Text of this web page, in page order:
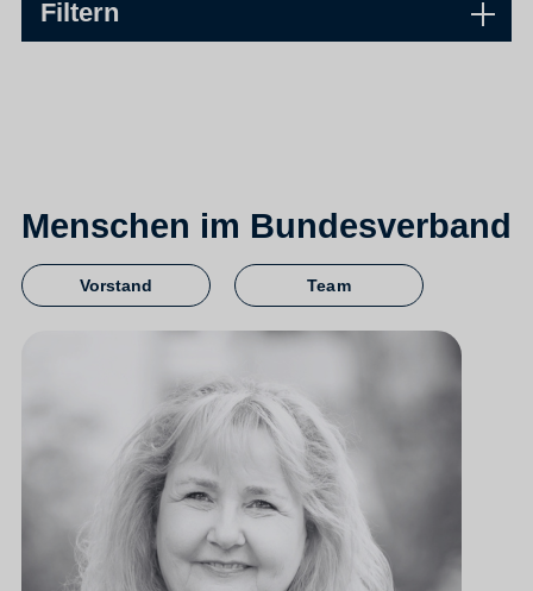
Filtern
Menschen im Bundesverband
Vorstand Team